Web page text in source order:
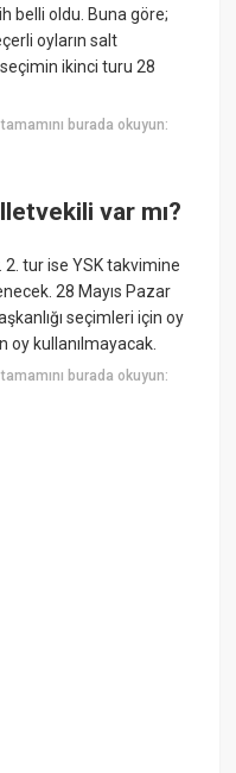
belli oldu. Buna göre;
oyların salt
ikinci turu 28
tamamını burada okuyun:
var mı?
2. tur ise YSK takvimine
28 Mayıs Pazar
seçimleri için oy
oy kullanılmayacak.
tamamını burada okuyun: